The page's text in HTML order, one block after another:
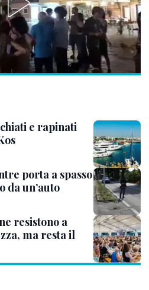
e rapinati
porta a spasso
da un’auto
resistono a
ma resta il